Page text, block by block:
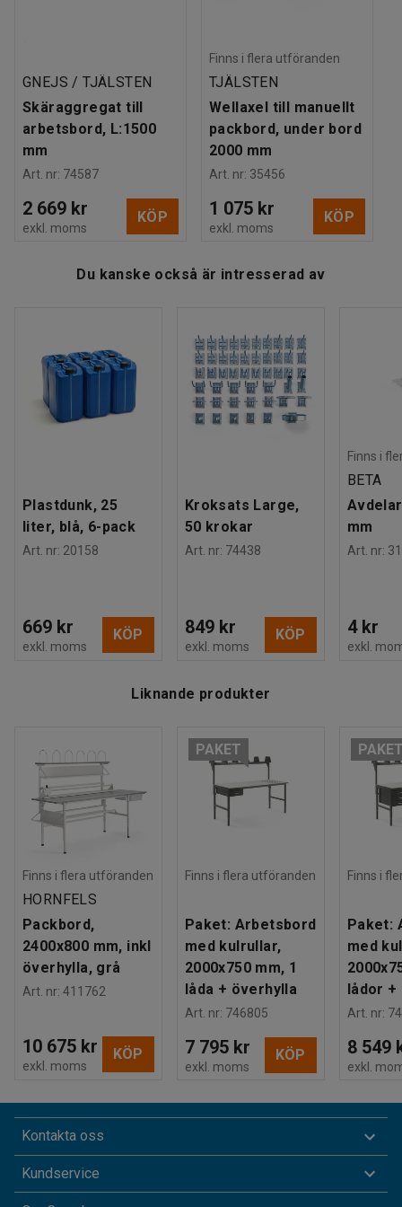
flera personer att använda samma arbetsstation.
Vikt: 92,45 kg
GNEJS / TJÄLSTEN
Skäraggregat till
arbetsbord, L:1500
mm
Art. nr: 74587
2 669 kr
exkl. moms
KÖP
Finns i flera utföranden
TJÄLSTEN
Wellaxel till manuellt
packbord, under bord
2000 mm
Art. nr: 35456
1 075 kr
exkl. moms
KÖP
Du kanske också är intresserad av
Plastdunk, 25
liter, blå, 6-pack
Art. nr: 20158
669 kr
exkl. moms
KÖP
Kroksats Large,
50 krokar
Art. nr: 74438
849 kr
exkl. moms
KÖP
Finns i
BETA
mm
Art. nr:
4 kr
exkl.
Liknande produkter
Finns i flera utföranden
HORNFELS
Packbord,
2400x800 mm, inkl
överhylla, grå
Art. nr: 411762
10 675 kr
exkl. moms
KÖP
PAKET
Finns i flera utföranden
Paket: Arbetsbord
med kulrullar,
2000x750 mm, 1
låda + överhylla
Art. nr: 746805
7 795 kr
exkl. moms
KÖP
Finns i
Paket:
med
lådor +
Art. nr:
8 549
exkl.
Kontakta oss
Kundservice